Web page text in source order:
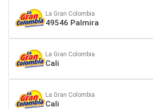
La Gran Colombia
49546 Palmira
La Gran Colombia
Cali
La Gran Colombia
Cali